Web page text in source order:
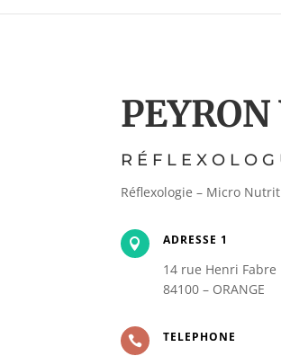
Réflexologie – Micro
 ADRESSE 1
14 rue Henri Fabre
84100 – ORANGE
 TELEPHONE